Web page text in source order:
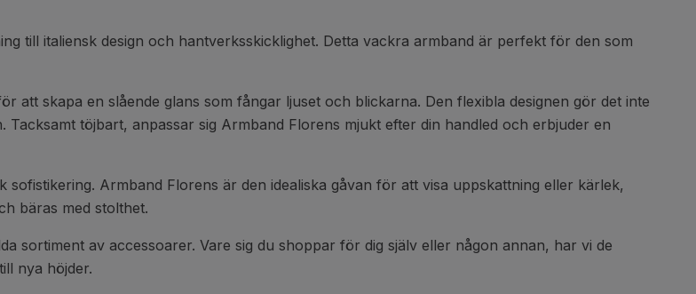
till italiensk design och hantverksskicklighet. Detta vackra armband är perfekt för den som
att skapa en slående glans som fångar ljuset och blickarna. Den flexibla designen gör det inte
töjbart, anpassar sig Armband Florens mjukt efter din handled och erbjuder en
Armband Florens är den idealiska gåvan för att visa uppskattning eller kärlek,
bäras med stolthet.
sortiment av accessoarer. Vare sig du shoppar för dig själv eller någon annan, har vi de
nya höjder.